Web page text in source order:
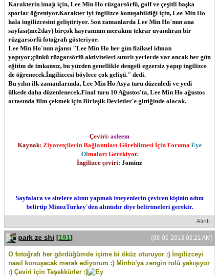
Karakterin imajı için, Lee Min Ho rüzgarsörfü, golf ve çeşitli başka
sporlar öğreniyor.Karakter iyi ingilizce konuşabildiği için, Lee Min Ho
hala ingilizcesini geliştiriyor. Son zamanlarda Lee Min Ho'nun ana
sayfası(me2day) birçok hayranının merakını tekrar uyandıran bir
rüzgarsörfü fotoğrafı gösteriyor.
Lee Min Ho'nun ajansı "Lee Min Ho her gün fiziksel idman
yapıyor;çünkü rüzgarsörfü aktiviteleri sınırlı yerlerde var ancak her gün
eğitim de imkansız, bu yüzden genellikle dengeli egzersiz yapıp ingilizce
de öğrenecek.İngilizcesi böylece çok gelişti." dedi.
Bu yılın ilk zamanlarında, Lee Min Ho Asya turu düzenledi ve yedi
ülkede daha düzenlenecek.Final turu 10 Ağustos'ta, Lee Min Ho ağustos
ortasında film çekmek için Birleşik Devletler'e gittiğinde olacak.
Çeviri: asleem
Kaynak: Ziyaretçilerin Bağlantıları Görebilmesi İçin Foruma Üye
Olmaları Gerekiyor.
İngilizce çeviri: Jominz
Sayfalara ve sitelere alıntı yapmak isteyenlerin çeviren kişinin adını
belirtip MinozTurkey'den alıntıdır diye belirtmeleri gerekir.
Alıntı
(08-05-2013 03:21 AM)
park ze shi [191]
O fotoğrafı her gördüğümde içime bi öküz oturuyor :) İngilizceyi
nasıl konuşacak merak ediyorum :) Minho'ya zengin rolü yakışıyor
:) Çeviri için Teşekkürler :)